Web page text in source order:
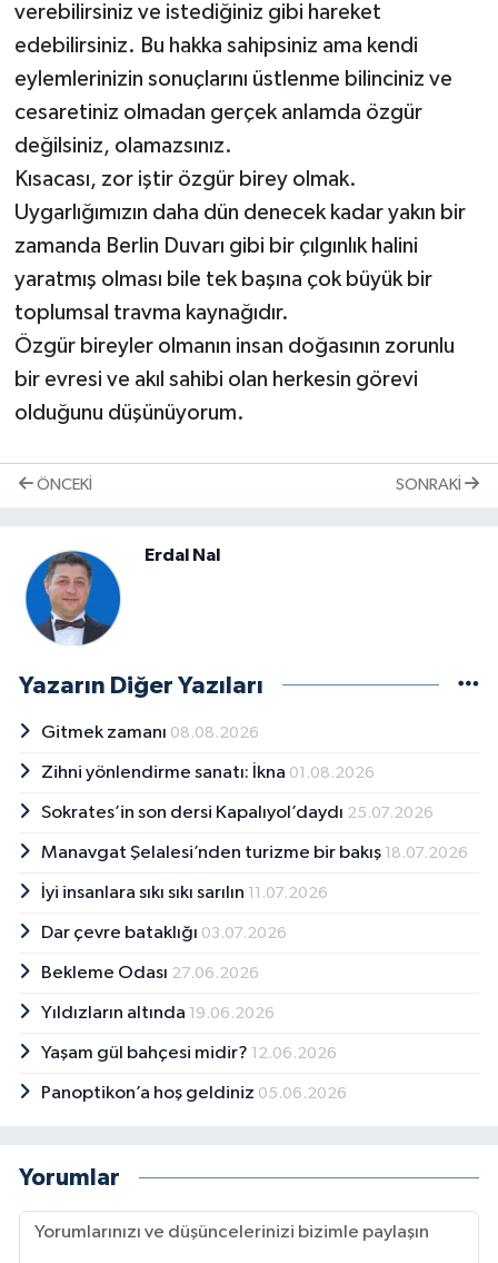
verebilirsiniz ve istediğiniz gibi hareket
edebilirsiniz. Bu hakka sahipsiniz ama kendi
eylemlerinizin sonuçlarını üstlenme bilinciniz ve
cesaretiniz olmadan gerçek anlamda özgür
değilsiniz, olamazsınız.
Kısacası, zor iştir özgür birey olmak.
Uygarlığımızın daha dün denecek kadar yakın bir
zamanda Berlin Duvarı gibi bir çılgınlık halini
yaratmış olması bile tek başına çok büyük bir
toplumsal travma kaynağıdır.
Özgür bireyler olmanın insan doğasının zorunlu
bir evresi ve akıl sahibi olan herkesin görevi
olduğunu düşünüyorum.
ÖNCEKI SONRAKI
Erdal Nal
Yazarın Diğer Yazıları
Gitmek zamanı 08.08.2026
Zihni yönlendirme sanatı: İkna 01.08.2026
Sokrates’in son dersi Kapalıyol’daydı 25.07.2026
Manavgat Şelalesi’nden turizme bir bakış 18.07.2026
İyi insanlara sıkı sıkı sarılın 11.07.2026
Dar çevre bataklığı 03.07.2026
Bekleme Odası 27.06.2026
Yıldızların altında 19.06.2026
Yaşam gül bahçesi midir? 12.06.2026
Panoptikon’a hoş geldiniz 05.06.2026
Yorumlar